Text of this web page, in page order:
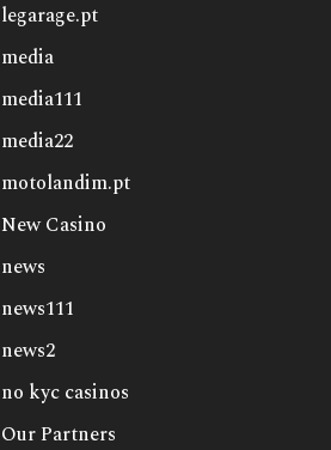
legarage.pt
media
media111
media22
motolandim.pt
New Casino
news
news111
news2
no kyc casinos
Our Partners